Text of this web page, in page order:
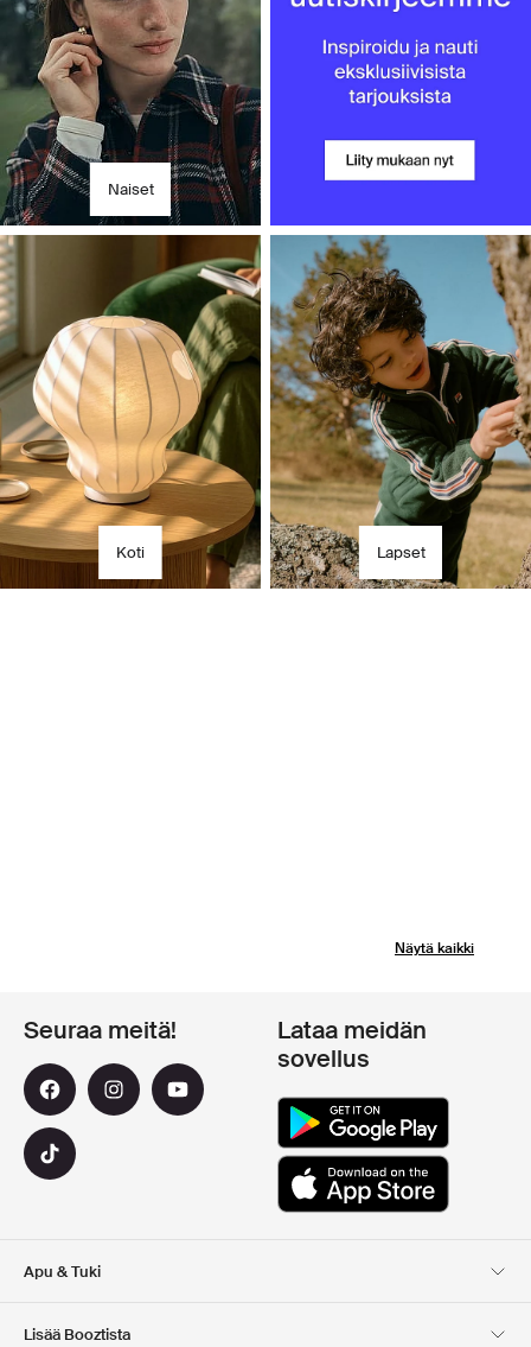
Naiset
Koti Lapset
Näytä kaikki
Apu & Tuki
Lisää Booztista
Seuraa meitä!
Lataa meidän
sovellus